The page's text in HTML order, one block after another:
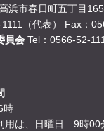
浜市春日町五丁目
（代表）
Fax：
員会 Tel：0566-52-
時
用は、日曜日 9時